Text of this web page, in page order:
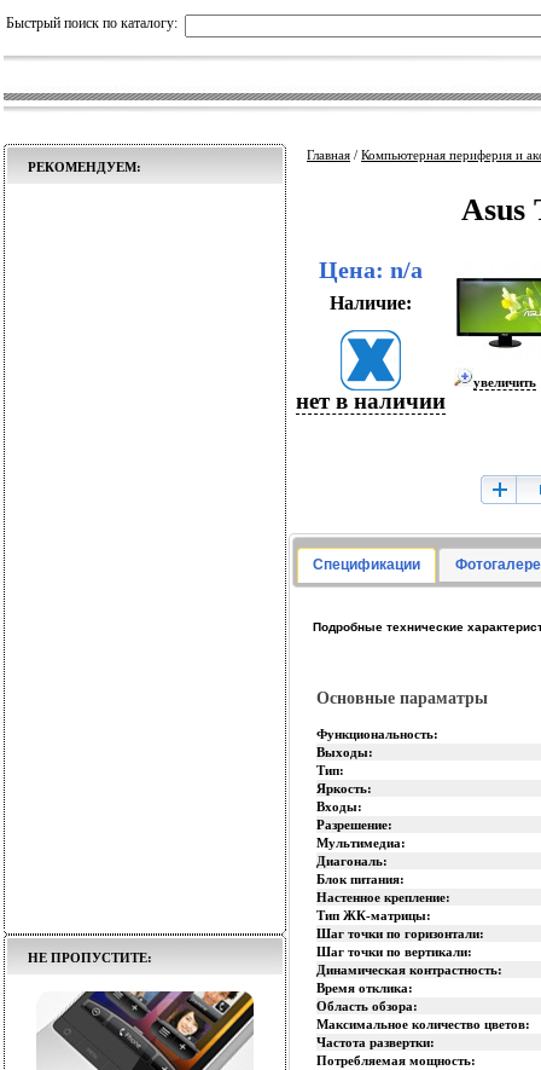
Быстрый поиск по каталогу:
РЕКОМЕНДУЕМ:
НЕ ПРОПУСТИТЕ:
Главная / Компьютерная периферия и
Asus
Цена: n/a
Наличие:
нет в наличии
увеличить
Спецификации
Подробные технические
Основные параматры
Функциональность:
Выходы:
Тип:
Яркость:
Входы:
Разрешение:
Мультимедиа:
Диагональ:
Блок питания:
Настенное крепление:
Тип ЖК-матрицы:
Шаг точки по горизонтали:
Шаг точки по вертикали:
Динамическая контрастность:
Время отклика:
Область обзора:
Максимальное количество цветов:
Частота развертки:
Потребляемая мощность: